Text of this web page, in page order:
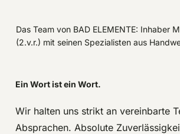
Ein Wort ist ein Wort.
Wir halten uns strikt an vereinbarte
Absprachen. Absolute
Das Team von BAD ELEMENTE: Inhaber
(2.v.r.) mit seinen Spezialisten aus